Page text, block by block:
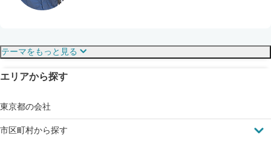
見えにくい屋根も安心
ドローン診断
テーマをもっと見る
エリアから探す
東京都の会社
市区町村から探す